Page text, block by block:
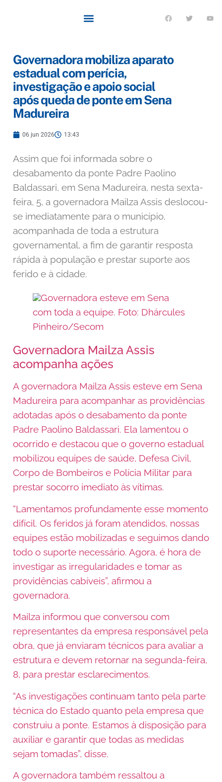
Governadora mobiliza aparato
estadual com perícia,
investigação e apoio social
após queda de ponte em Sena
Madureira
06 jun 2026 13:43
Assim que foi informada sobre o
desabamento da ponte Padre Paolino
Baldassari, em Sena Madureira, nesta sexta-
feira, 5, a governadora Mailza Assis deslocou-
se imediatamente para o município,
acompanhada de toda a estrutura
governamental, a fim de garantir resposta
rápida à população e prestar suporte aos
ferido e à cidade.
Governadora esteve em Sena
com toda a equipe. Foto: Dhárcules
Pinheiro/Secom
Governadora Mailza Assis
acompanha ações
A governadora Mailza Assis esteve em Sena
Madureira para acompanhar as providências
adotadas após o desabamento da ponte
Padre Paolino Baldassari. Ela lamentou o
ocorrido e destacou que o governo estadual
mobilizou equipes de saúde, Defesa Civil,
Corpo de Bombeiros e Polícia Militar para
prestar socorro imediato às vítimas.
“Lamentamos profundamente esse momento
difícil. Os feridos já foram atendidos, nossas
equipes estão mobilizadas e seguimos dando
todo o suporte necessário. Agora, é hora de
investigar as irregularidades e tomar as
providências cabíveis”, afirmou a
governadora.
Mailza informou que conversou com
representantes da empresa responsável pela
obra, que já enviaram técnicos para avaliar a
estrutura e devem retornar na segunda-feira,
8, para prestar esclarecimentos.
“As investigações continuam tanto pela parte
técnica do Estado quanto pela empresa que
construiu a ponte. Estamos à disposição para
auxiliar e garantir que todas as medidas
sejam tomadas”, disse.
A governadora também ressaltou a